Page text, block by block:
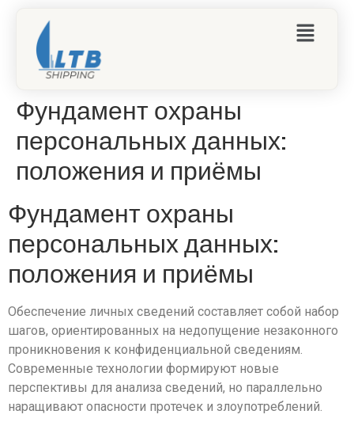
Фундамент охраны
персональных данных:
положения и приёмы
Фундамент охраны
персональных данных:
положения и приёмы
Обеспечение личных сведений составляет собой набор
шагов, ориентированных на недопущение незаконного
проникновения к конфиденциальной сведениям.
Современные технологии формируют новые
перспективы для анализа сведений, но параллельно
наращивают опасности протечек и злоупотреблений.